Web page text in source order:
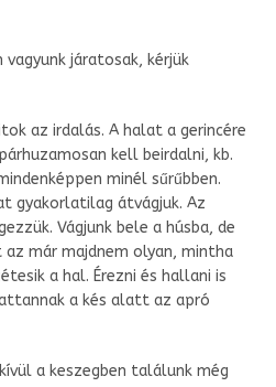
járatosak, kérjük
az irdalás. A halat a gerincére
kell beirdalni, kb.
minél sűrűbben.
gyakorlatilag átvágjuk. Az
Vágjunk bele a húsba, de
már majdnem olyan, mintha
a hal. Érezni és hallani is
a kés alatt az apró
a keszegben találunk még